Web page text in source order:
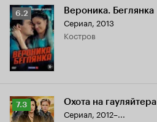
Рейтинг
Кинопоиска
6.2
6.2 Вероника. Беглянка
Сериал, 2013
Костров
Рейтинг
Кинопоиска
7.3 Охота на гауляйтера
Сериал, 2012–...